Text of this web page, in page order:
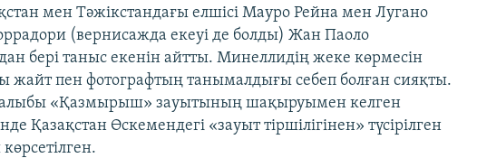
мен Тәжікстандағы елшісі Мауро Рейна мен Лугано
(вернисажда екеуі де болды) Жан Паоло
бері таныс екенін айтты. Минеллидің жеке көрмесін
жайт пен фотографтың танымалдығы себеп болған сияқты.
алыбы «Қазмырыш» зауытының шақыруымен келген
Қазақстан Өскемендегі «зауыт тіршілігінен» түсірілген